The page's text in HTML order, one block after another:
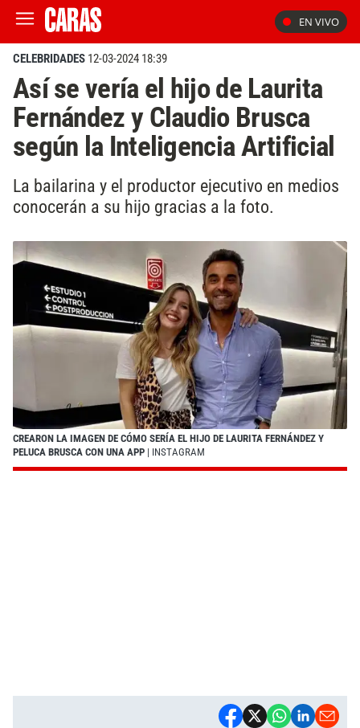
EN VIVO
CELEBRIDADES 12-03-2024 18:39
Así se vería el hijo de Laurita
Fernández y Claudio Brusca
según la Inteligencia Artificial
La bailarina y el productor ejecutivo en medios
conocerán a su hijo gracias a la foto.
CREARON LA IMAGEN DE CÓMO SERÍA EL HIJO DE LAURITA FERNÁNDEZ Y
PELUCA BRUSCA CON UNA APP | INSTAGRAM